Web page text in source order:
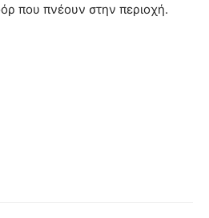
που πνέουν στην περιοχή.